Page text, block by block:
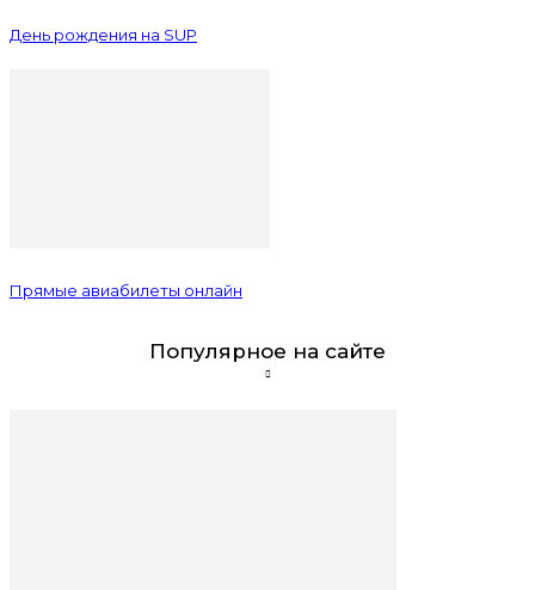
День рождения на SUP
Прямые авиабилеты онлайн
Популярное на сайте